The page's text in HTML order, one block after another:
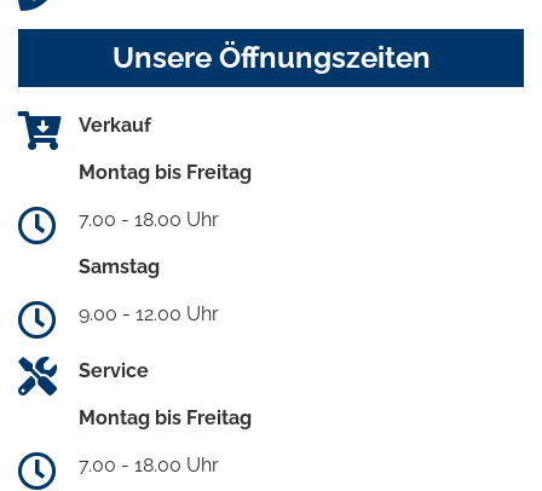
Unsere Öffnungszeiten
Verkauf
Montag bis Freitag
7.00 - 18.00 Uhr
Samstag
9.00 - 12.00 Uhr
Service
Montag bis Freitag
7.00 - 18.00 Uhr